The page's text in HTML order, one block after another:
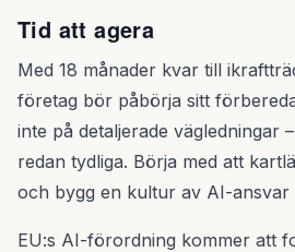
Tid att agera
Med 18 månader kvar till
företag bör påbörja sitt
inte på detaljerade vägledningar
redan tydliga. Börja med att
och bygg en kultur av AI-ansvar
EU:s AI-förordning kommer att